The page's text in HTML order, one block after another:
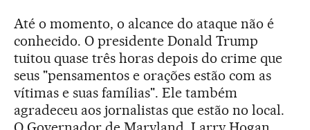
Até o momento, o alcance do ataque não é
conhecido. O presidente Donald Trump
tuitou quase três horas depois do crime que
seus "pensamentos e orações estão com as
vítimas e suas famílias". Ele também
agradeceu aos jornalistas que estão no local.